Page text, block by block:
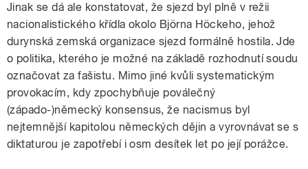
Jinak se dá ale konstatovat, že sjezd byl plně v režii
nacionalistického křídla okolo Björna Höckeho, jehož
durynská zemská organizace sjezd formálně hostila. Jde
o politika, kterého je možné na základě rozhodnutí soudu
označovat za fašistu. Mimo jiné kvůli systematickým
provokacím, kdy zpochybňuje poválečný
(západo-)německý konsensus, že nacismus byl
nejtemnější kapitolou německých dějin a vyrovnávat se s
diktaturou je zapotřebí i osm desítek let po její porážce.